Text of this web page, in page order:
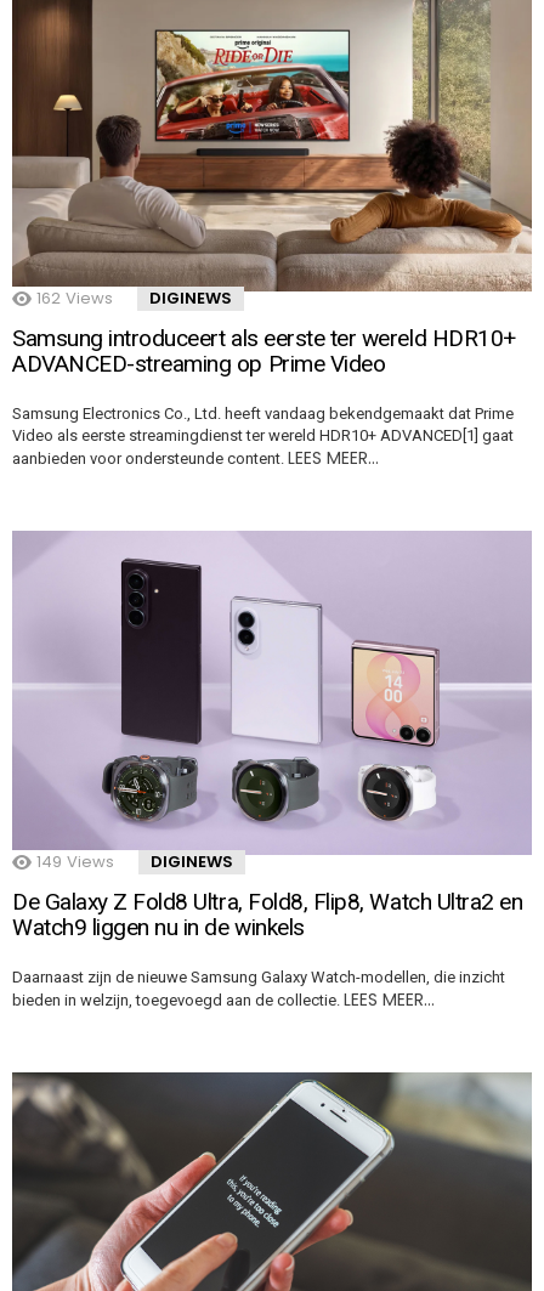
162 Views DIGINEWS
Samsung introduceert als eerste ter wereld HDR10+
ADVANCED-streaming op Prime Video
Samsung Electronics Co., Ltd. heeft vandaag bekendgemaakt dat Prime
Video als eerste streamingdienst ter wereld HDR10+ ADVANCED[1] gaat
aanbieden voor ondersteunde content. LEES MEER…
149 Views DIGINEWS
De Galaxy Z Fold8 Ultra, Fold8, Flip8, Watch Ultra2 en
Watch9 liggen nu in de winkels
Daarnaast zijn de nieuwe Samsung Galaxy Watch-modellen, die inzicht
bieden in welzijn, toegevoegd aan de collectie. LEES MEER…